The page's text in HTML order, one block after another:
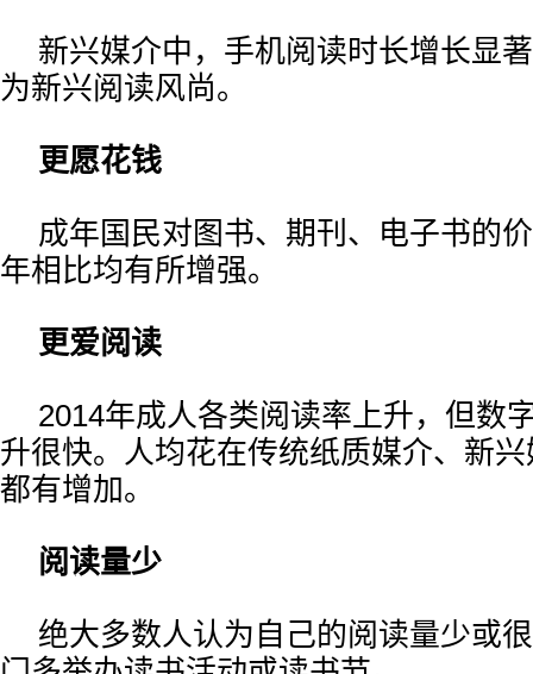
新兴媒介中，手机阅读时长增长显
为新兴阅读风尚。
更愿花钱
成年国民对图书、期刊、电子书的
年相比均有所增强。
更爱阅读
2014年成人各类阅读率上升，但数
升很快。人均花在传统纸质媒介、新
都有增加。
阅读量少
绝大多数人认为自己的阅读量少或